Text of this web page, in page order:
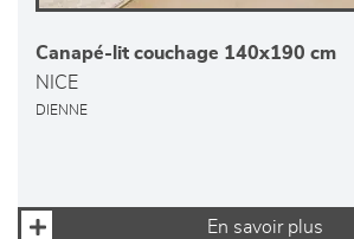
Canapé-lit couchage 140x190 cm
NICE
DIENNE
En savoir plus